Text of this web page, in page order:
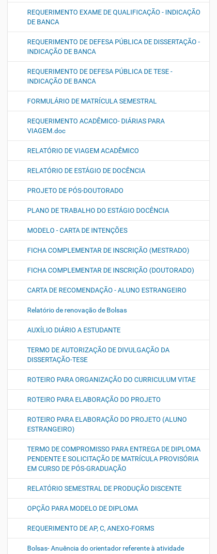
REQUERIMENTO EXAME DE QUALIFICAÇÃO - INDICAÇÃO
DE BANCA
REQUERIMENTO DE DEFESA PÚBLICA DE DISSERTAÇÃO -
INDICAÇÃO DE BANCA
REQUERIMENTO DE DEFESA PÚBLICA DE TESE -
INDICAÇÃO DE BANCA
FORMULÁRIO DE MATRÍCULA SEMESTRAL
REQUERIMENTO ACADÊMICO- DIÁRIAS PARA
VIAGEM.doc
RELATÓRIO DE VIAGEM ACADÊMICO
RELATÓRIO DE ESTÁGIO DE DOCÊNCIA
PROJETO DE PÓS-DOUTORADO
PLANO DE TRABALHO DO ESTÁGIO DOCÊNCIA
MODELO - CARTA DE INTENÇÕES
FICHA COMPLEMENTAR DE INSCRIÇÃO (MESTRADO)
FICHA COMPLEMENTAR DE INSCRIÇÃO (DOUTORADO)
CARTA DE RECOMENDAÇÃO - ALUNO ESTRANGEIRO
Relatório de renovação de Bolsas
AUXÍLIO DIÁRIO A ESTUDANTE
TERMO DE AUTORIZAÇÃO DE DIVULGAÇÃO DA
DISSERTAÇÃO-TESE
ROTEIRO PARA ORGANIZAÇÃO DO CURRICULUM VITAE
ROTEIRO PARA ELABORAÇÃO DO PROJETO
ROTEIRO PARA ELABORAÇÃO DO PROJETO (ALUNO
ESTRANGEIRO)
TERMO DE COMPROMISSO PARA ENTREGA DE DIPLOMA
PENDENTE E SOLICITAÇÃO DE MATRÍCULA PROVISÓRIA
EM CURSO DE PÓS-GRADUAÇÃO
RELATÓRIO SEMESTRAL DE PRODUÇÃO DISCENTE
OPÇÃO PARA MODELO DE DIPLOMA
REQUERIMENTO DE AP, C, ANEXO-FORMS
Bolsas- Anuência do orientador referente à atividade